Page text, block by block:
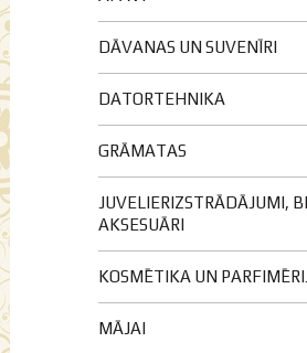
DĀVANAS UN SUVENĪRI
DATORTEHNIKA
GRĀMATAS
JUVELIERIZSTRĀDĀJUMI,
AKSESUĀRI
KOSMĒTIKA UN
MĀJAI